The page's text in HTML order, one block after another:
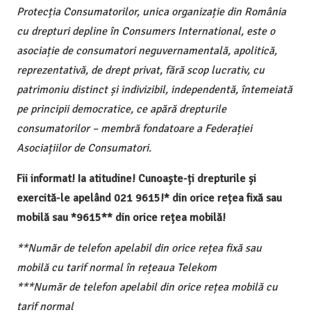
Protecția Consumatorilor, unica organizație din România
cu drepturi depline în Consumers International, este o
asociație de consumatori neguvernamentală, apolitică,
reprezentativă, de drept privat, fără scop lucrativ, cu
patrimoniu distinct și indivizibil, independentă, întemeiată
pe principii democratice, ce apără drepturile
consumatorilor – membră fondatoare a Federației
Asociațiilor de Consumatori.
Fii informat! Ia atitudine! Cunoaște-ți drepturile și
exercită-le apelând 021 9615!* din orice rețea fixă sau
mobilă sau *9615** din orice rețea mobilă!
**Număr de telefon apelabil din orice rețea fixă sau
mobilă cu tarif normal în rețeaua Telekom
***Număr de telefon apelabil din orice rețea mobilă cu
tarif normal